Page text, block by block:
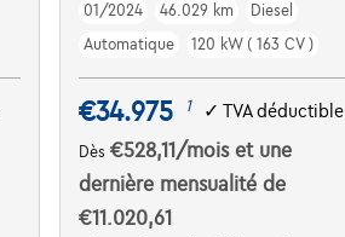
01/2024
46.029 km
Diesel
Automatique
120 kW ( 163 CV )
€34.975 1 ✓ TVA déductible
Dès €528,11 /mois et une
dernière mensualité de
€11.020,61